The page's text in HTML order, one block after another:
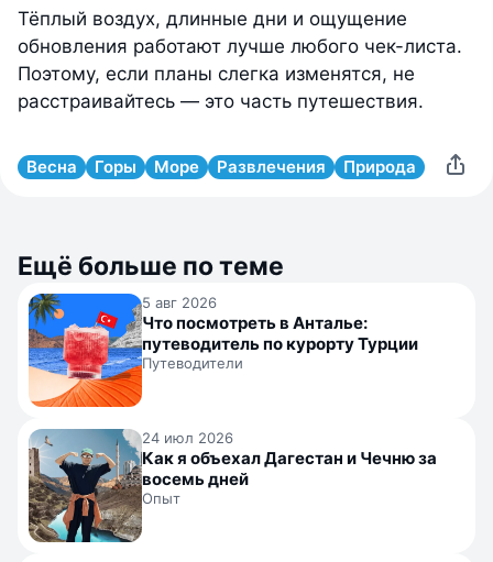
Тёплый воздух, длинные дни и ощущение
обновления работают лучше любого чек-листа.
Поэтому, если планы слегка изменятся, не
расстраивайтесь — это часть путешествия.
Весна Горы Море Развлечения Природа
Ещё больше по теме
5 авг 2026
Что посмотреть в Анталье:
путеводитель по курорту Турции
Путеводители
24 июл 2026
Как я объехал Дагестан и Чечню за
восемь дней
Опыт